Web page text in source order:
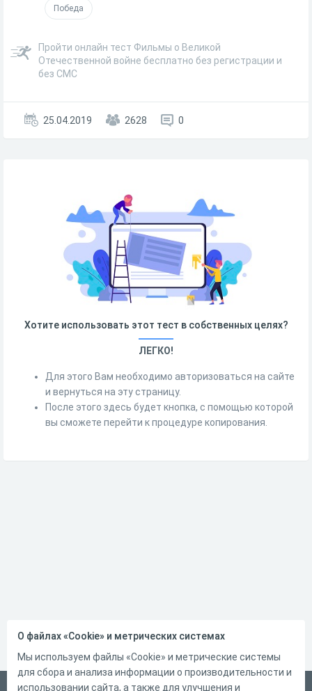
Победа
Пройти онлайн тест Фильмы о Великой
Отечественной войне бесплатно без регистрации и
без СМС
25.04.2019 2628 0
Хотите использовать этот тест в собственных целях?
ЛЕГКО!
Для этого Вам необходимо авторизоваться на сайте
и вернуться на эту страницу.
После этого здесь будет кнопка, с помощью которой
вы сможете перейти к процедуре копирования.
О файлах «Cookie» и метрических системах
Мы используем файлы «Cookie» и метрические системы
для сбора и анализа информации о производительности и
использовании сайта, а также для улучшения и